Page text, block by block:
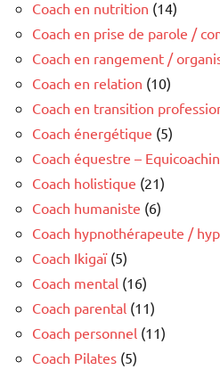
Coach en nutrition (14)
Coach en prise de parole /
Coach en rangement /
Coach en relation (10)
Coach en transition
Coach énergétique (5)
Coach équestre –
Coach holistique (21)
Coach humaniste (6)
Coach hypnothérapeute /
Coach Ikigaï(5)
Coach mental (16)
Coach parental (11)
Coach personnel (11)
Coach Pilates (5)